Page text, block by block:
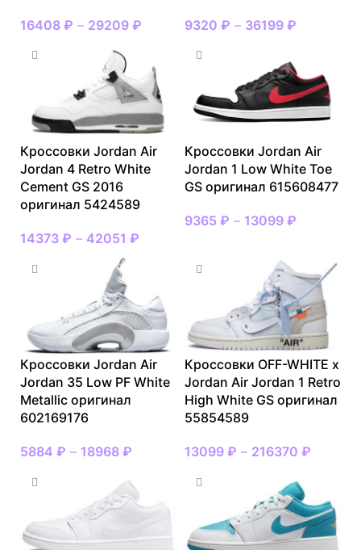
16408 ₽ – 29209 ₽ 9320 ₽ – 36199 ₽
Кроссовки Jordan Air
Jordan 4 Retro White
Cement GS 2016
оригинал 5424589
14373 ₽ – 42051 ₽
Кроссовки Jordan Air
Jordan 1 Low White Toe
GS оригинал 615608477
9365 ₽ – 13099 ₽
Кроссовки Jordan Air
Jordan 35 Low PF White
Metallic оригинал
602169176
5884 ₽ – 18968 ₽
Кроссовки OFF-WHITE x
Jordan Air Jordan 1 Retro
High White GS оригинал
55854589
13099 ₽ – 216370 ₽